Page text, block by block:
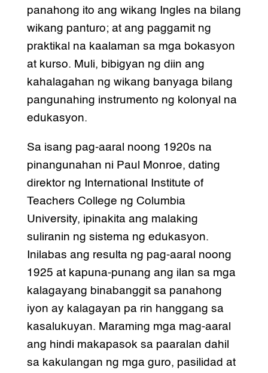
panahong ito ang wikang Ingles na bilang
wikang panturo; at ang paggamit ng
praktikal na kaalaman sa mga bokasyon
at kurso. Muli, bibigyan ng diin ang
kahalagahan ng wikang banyaga bilang
pangunahing instrumento ng kolonyal na
edukasyon.
Sa isang pag-aaral noong 1920s na
pinangunahan ni Paul Monroe, dating
direktor ng International Institute of
Teachers College ng Columbia
University, ipinakita ang malaking
suliranin ng sistema ng edukasyon.
Inilabas ang resulta ng pag-aaral noong
1925 at kapuna-punang ang ilan sa mga
kalagayang binabanggit sa panahong
iyon ay kalagayan pa rin hanggang sa
kasalukuyan. Maraming mga mag-aaral
ang hindi makapasok sa paaralan dahil
sa kakulangan ng mga guro, pasilidad at